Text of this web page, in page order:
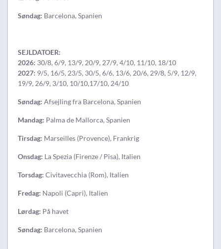
Søndag: Barcelona, Spanien
SEJLDATOER:
2026: 30/8, 6/9, 13/9, 20/9, 27/9, 4/10, 11/10, 18/10
2027: 9/5, 16/5, 23/5, 30/5, 6/6, 13/6, 20/6, 29/8, 5/9, 12/9,
19/9, 26/9, 3/10, 10/10,17/10, 24/10
Søndag: Afsejling fra Barcelona, Spanien
Mandag: Palma de Mallorca, Spanien
Tirsdag: Marseilles (Provence), Frankrig
Onsdag: La Spezia (Firenze / Pisa), Italien
Torsdag: Civitavecchia (Rom), Italien
Fredag: Napoli (Capri), Italien
Lørdag: På havet
Søndag: Barcelona, Spanien